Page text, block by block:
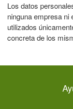
Los datos
ninguna empresa ni
utilizados
concreta de los